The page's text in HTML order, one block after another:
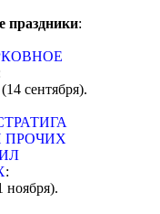
праздники:
сентября).
ПРОЧИХ
: